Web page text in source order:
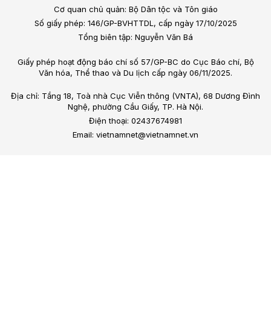
Cơ quan chủ quản: Bộ Dân tộc và Tôn giáo
Số giấy phép: 146/GP-BVHTTDL, cấp ngày 17/10/2025
Tổng biên tập: Nguyễn Văn Bá
Giấy phép hoạt động báo chí số 57/GP-BC do Cục Báo chí, Bộ
Văn hóa, Thể thao và Du lịch cấp ngày 06/11/2025.
Địa chỉ: Tầng 18, Toà nhà Cục Viễn thông (VNTA), 68 Dương Đình
Nghệ, phường Cầu Giấy, TP. Hà Nội.
Điện thoại: 02437674981
Email: vietnamnet@vietnamnet.vn